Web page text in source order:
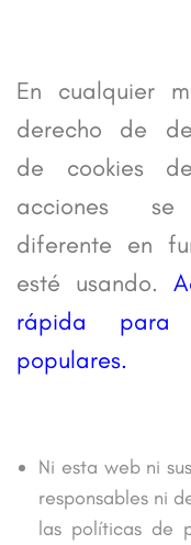
En cualquier
derecho de
de cookies
acciones
diferente en
esté usando.
rápida para
populares.
Ni esta web ni
responsables ni
las políticas de